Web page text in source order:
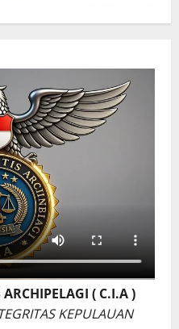
ARCHIPELAGI ( C.I.A )
KEPULAUAN